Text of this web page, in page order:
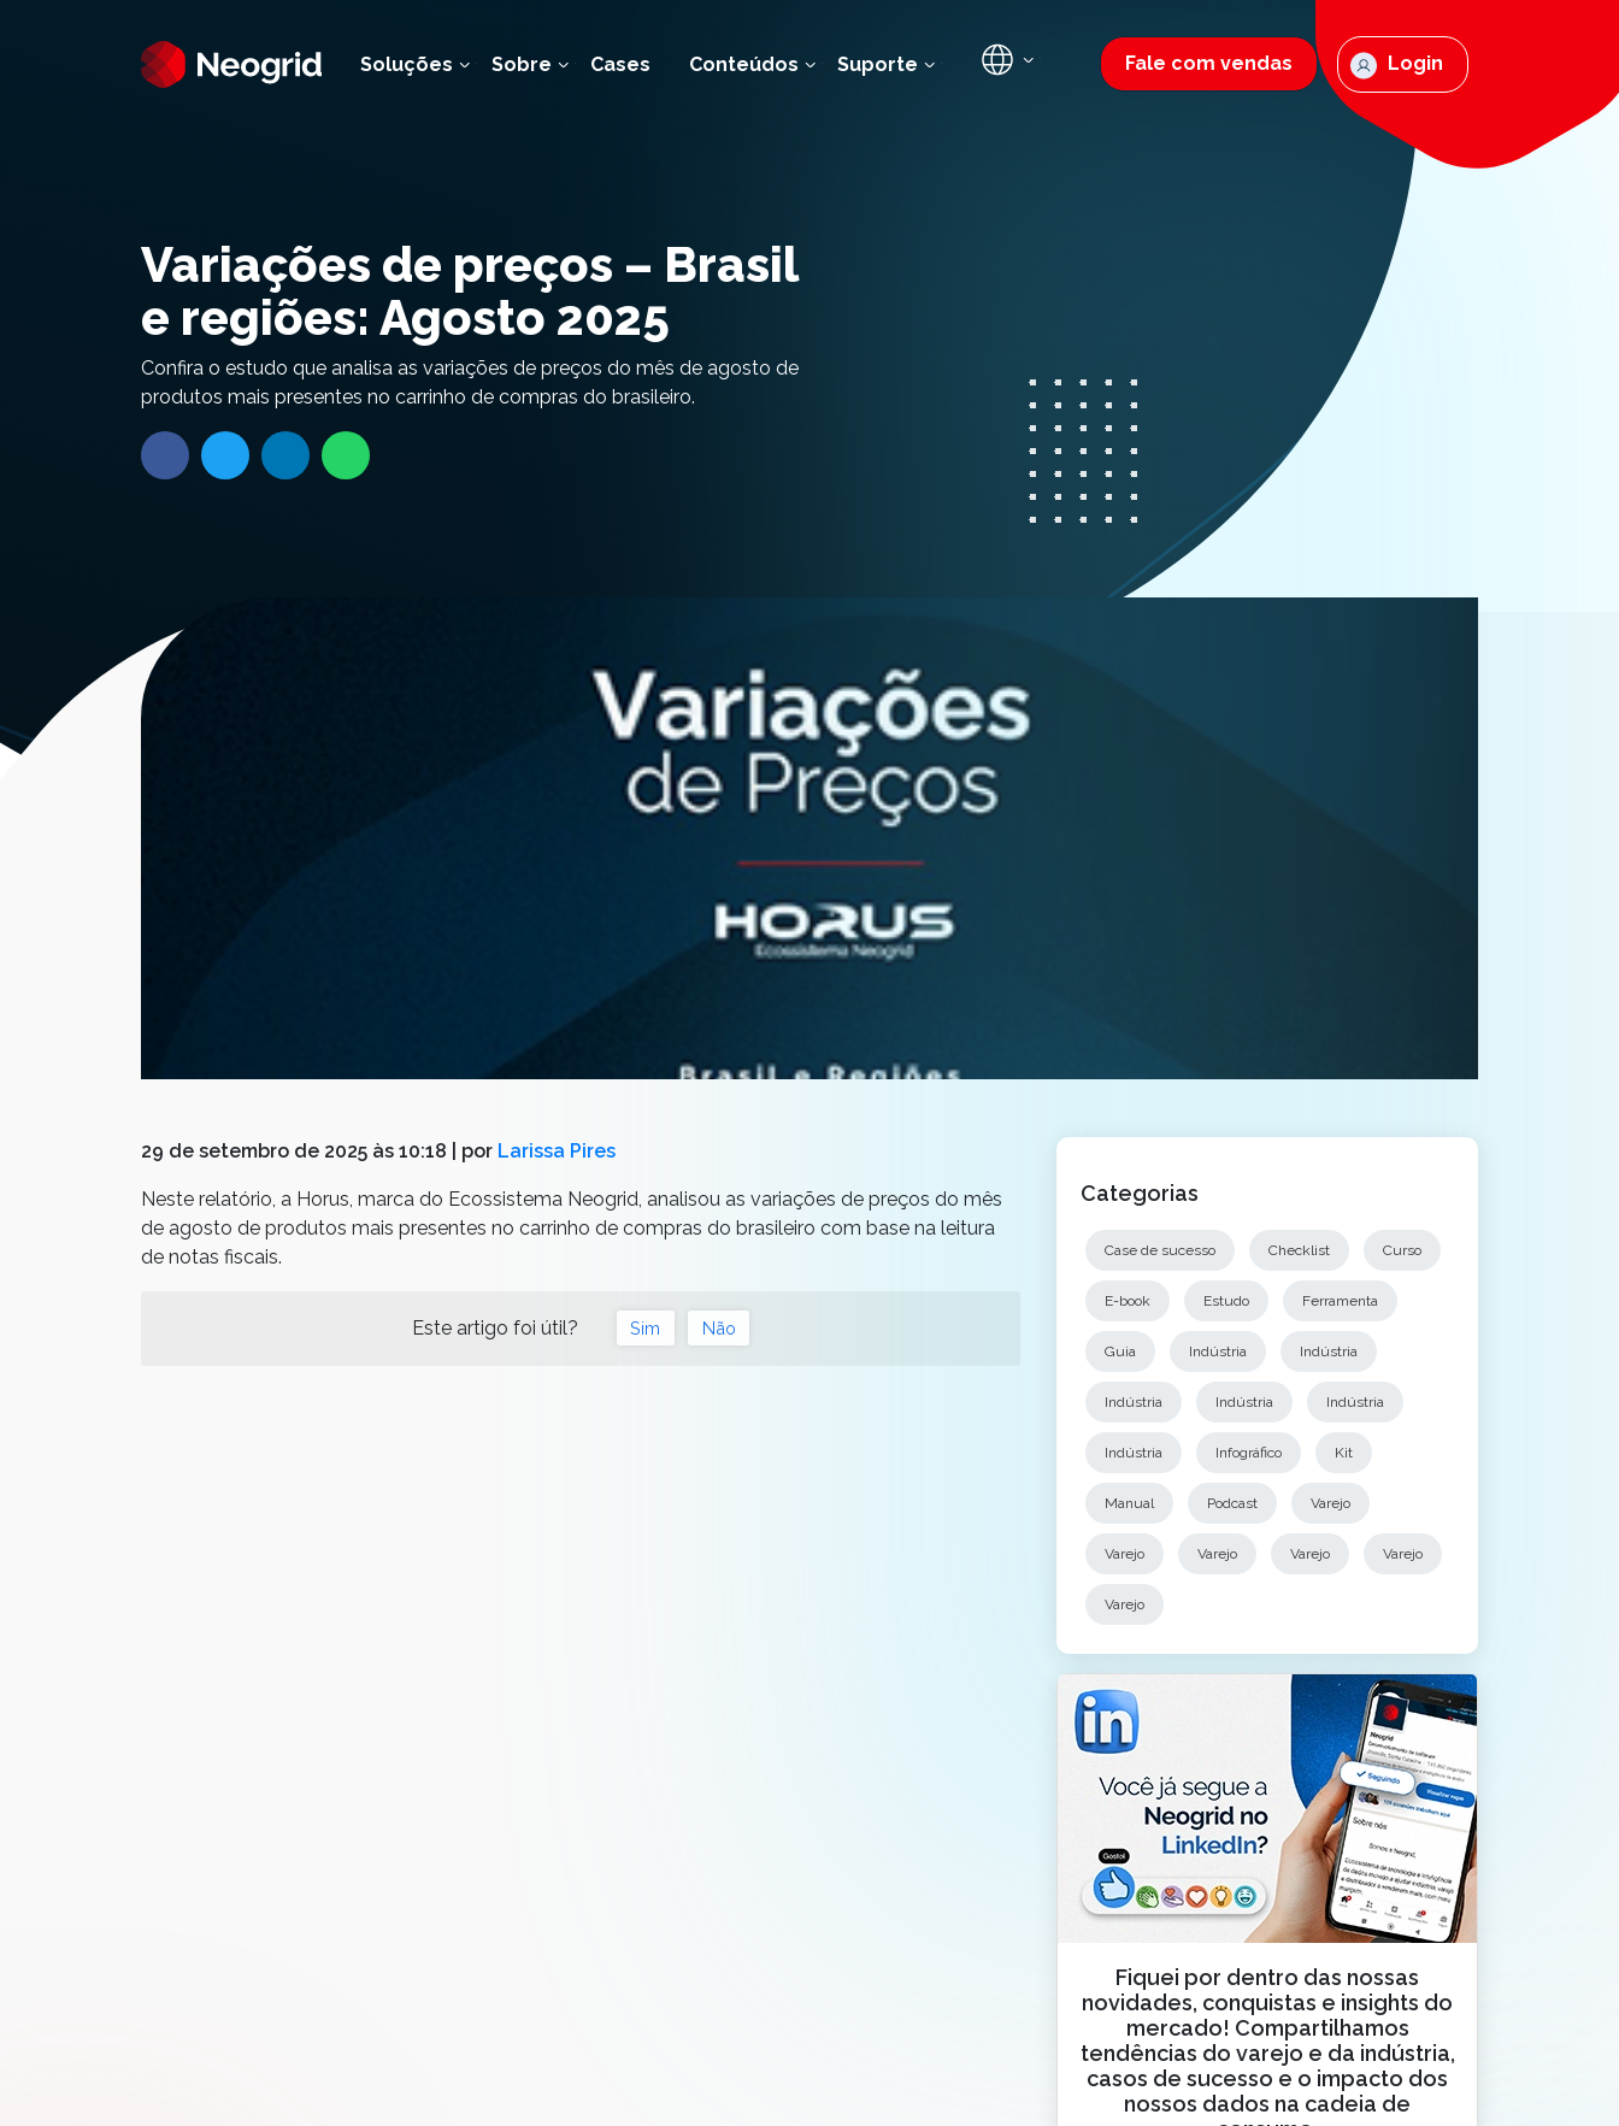
Soluções Sobre Cases Conteúdos Suporte Fale com vendas Login
Variações de preços – Brasil
e regiões: Agosto 2025
Confira o estudo que analisa as variações de preços do mês de agosto de
produtos mais presentes no carrinho de compras do brasileiro.
29 de setembro de 2025 às 10:18 | por Larissa Pires
Neste relatório, a Horus, marca do Ecossistema Neogrid, analisou as variações de preços do mês
de agosto de produtos mais presentes no carrinho de compras do brasileiro com base na leitura
de notas fiscais.
Este artigo foi útil? Sim Não
Categorias
Case de sucesso Checklist Curso
E-book Estudo Ferramenta
Guia Indústria Indústria
Indústria Indústria Indústria
Indústria Infográfico Kit
Manual Podcast Varejo
Varejo Varejo Varejo Varejo
Varejo
Fiquei por dentro das nossas
novidades, conquistas e insights do
mercado! Compartilhamos
tendências do varejo e da indústria,
casos de sucesso e o impacto dos
nossos dados na cadeia de